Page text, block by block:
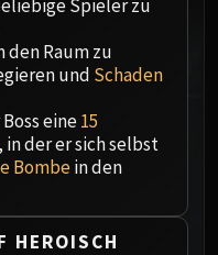
Spieler zu
Raum zu
und Schaden
eine15
in der er sich selbst
Bombein den
HEROISCH